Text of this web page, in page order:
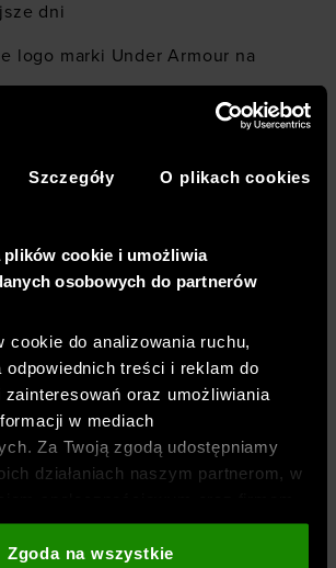
Szczegóły O plikach cookies
plików cookie i umożliwia
osobowych do partnerów
cookie do analizowania ruchu,
odpowiednich treści i reklam do
zainteresowań oraz umożliwiania
w mediach
Za Twoją zgodą udostępniamy
działaniach naszym partnerom, w
i analityką internetową. Nasi
te informacje z innymi, które
Zgoda na wszystkie
dni
logo marki Under Armour na
UA i dbałości o detale,
UA Challenger to nieodłączny
treningu, jak i
: fitness / trening,piłka nożna